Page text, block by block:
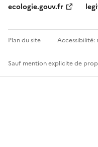
ecologie.gouv.fr
Plan du site Accessibilité:
Sauf mention explicite de